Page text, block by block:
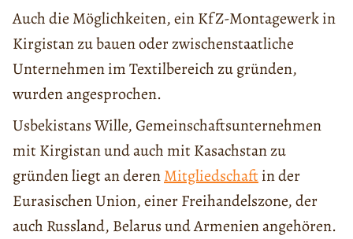
Auch die Möglichkeiten, ein KfZ-Montagewerk in
Kirgistan zu bauen oder zwischenstaatliche
Unternehmen im Textilbereich zu gründen,
wurden angesprochen.
Usbekistans Wille, Gemeinschaftsunternehmen
mit Kirgistan und auch mit Kasachstan zu
gründen liegt an derenMitgliedschaftin der
Eurasischen Union, einer Freihandelszone, der
auch Russland, Belarus und Armenien angehören.